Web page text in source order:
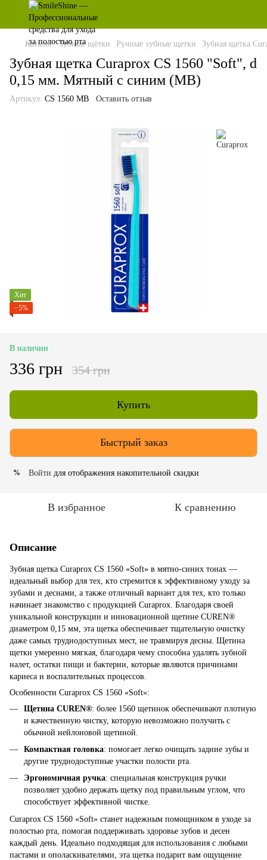
Каталог Зубные щётки Ручные зубные щетки Зубная щетка
Зубная щетка Curaprox CS 1560 "Soft", d
0,15 мм. Мятный с синим (MB)
Артикул: CS 1560 MB Оставить отзыв
Хит
−5%
В наличии
336 грн 354 грн
Купить
Быстрый заказ
% Войти для отображения накопительной скидки
В избранное К сравнению
Описание
Зубная щетка Curaprox CS 1560 «Soft» в мятно-синих тонах —
идеальный выбор для тех, кто стремится к эффективному уходу за
зубами и деснами, а также отличный вариант для тех, кто только
начинает знакомство с продукцией Curaprox. Благодаря своей
уникальной конструкции и инновационной щетине CUREN®
диаметром 0,15 мм, эта щетка обеспечивает тщательную очистку
даже самых труднодоступных мест, не травмируя десны. Щетина
щетки умеренно мягкая, благодаря чему способна удалять зубной
налет, остатки пищи и бактерии, которые являются причинами
кариеса и воспалительных процессов.
Особенности Curaprox CS 1560 «Soft»:
Щетина CUREN®: более 1560 щетинок обеспечивают плотную
и качественную чистку, которую невозможно получить с
обычной нейлоновой щетиной.
Компактная головка: помогает легко очищать задние зубы и
другие труднодоступные участки полости рта.
Эргономичная ручка: специальная конструкция ручки
позволяет удобно держать щетку под правильным углом, что
способствует эффективной чистке.
Curaprox CS 1560 «Soft» станет надежным помощником в уходе за
полостью рта, помогая поддерживать здоровье зубов и десен
каждый день. Идеально подходящая для использования с любыми
пастами и ополаскивателями, эта щетка подарит вам ощущение